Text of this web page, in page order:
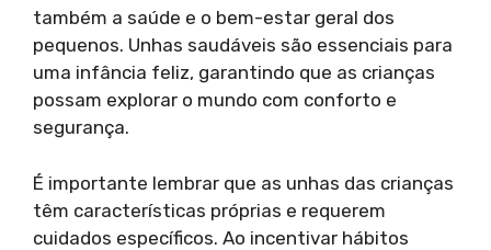
também a saúde e o bem-estar geral dos
pequenos. Unhas saudáveis são essenciais para
uma infância feliz, garantindo que as crianças
possam explorar o mundo com conforto e
segurança.
É importante lembrar que as unhas das crianças
têm características próprias e requerem
cuidados específicos. Ao incentivar hábitos